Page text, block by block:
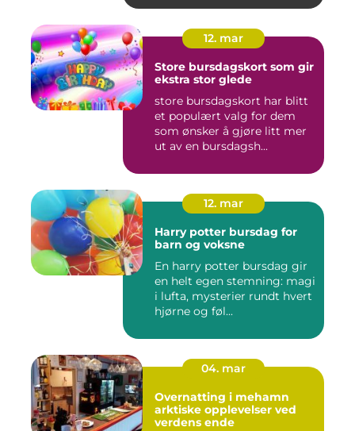
12. mar
Store bursdagskort som gir
ekstra stor glede
store bursdagskort har blitt
et populært valg for dem
som ønsker å gjøre litt mer
ut av en bursdagsh...
12. mar
Harry potter bursdag for
barn og voksne
En harry potter bursdag gir
en helt egen stemning: magi
i lufta, mysterier rundt hvert
hjørne og føl...
04. mar
Overnatting i mehamn
arktiske opplevelser ved
verdens ende